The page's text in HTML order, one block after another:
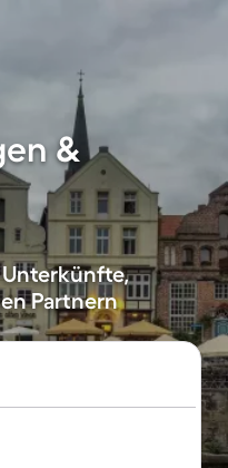
&
Unterkünfte,
Partnern